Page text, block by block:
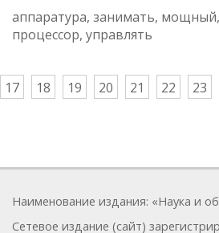
аппаратура, занимать,
процессор, управлять
17 18 19 20 21 22 23
Наименование издания: «Наука и
Сетевое издание (сайт)